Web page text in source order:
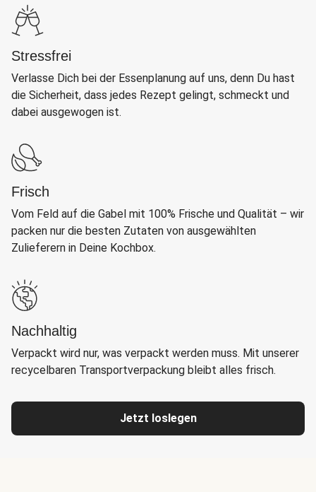
Stressfrei
Verlasse Dich bei der Essenplanung auf uns, denn Du hast
die Sicherheit, dass jedes Rezept gelingt, schmeckt und
dabei ausgewogen ist.
Frisch
Vom Feld auf die Gabel mit 100% Frische und Qualität – wir
packen nur die besten Zutaten von ausgewählten
Zulieferern in Deine Kochbox.
Nachhaltig
Verpackt wird nur, was verpackt werden muss. Mit unserer
recycelbaren Transportverpackung bleibt alles frisch.
Jetzt loslegen